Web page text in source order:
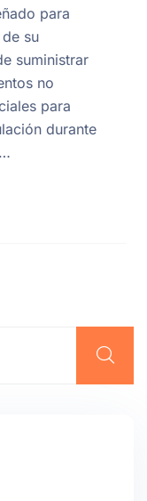
para
su
suministrar
no
para
durante